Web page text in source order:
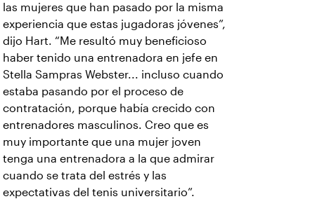
las mujeres que han pasado por la misma
experiencia que estas jugadoras jóvenes”,
dijo Hart. “Me resultó muy beneficioso
haber tenido una entrenadora en jefe en
Stella Sampras Webster... incluso cuando
estaba pasando por el proceso de
contratación, porque había crecido con
entrenadores masculinos. Creo que es
muy importante que una mujer joven
tenga una entrenadora a la que admirar
cuando se trata del estrés y las
expectativas del tenis universitario”.